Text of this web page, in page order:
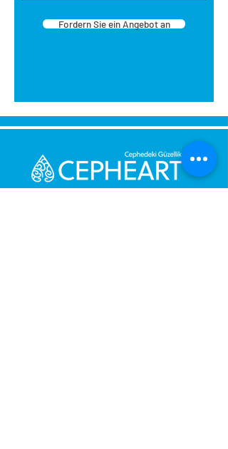
Fordern Sie ein Angebot an